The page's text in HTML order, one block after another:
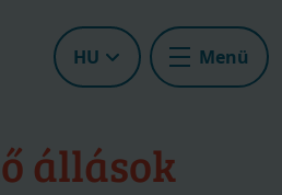
HU Menü
állások